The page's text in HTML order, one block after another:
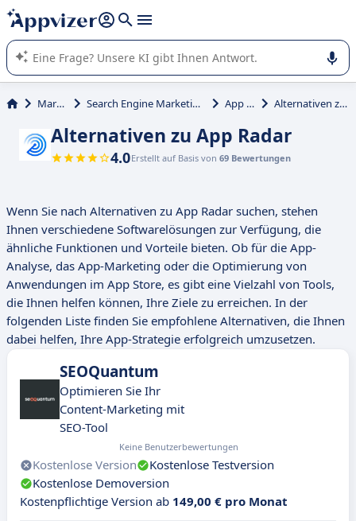
beantworten (mehrere Zeilen mit
Die KI von Appvizer führt Sie bei der Nutzung oder Auswahl
von SaaS-Software in Unternehmen.
Marketing Search Engine Marketing (SEM, SEO, SEA) App Radar Alternativen zu App Radar
Alternativen zu App Radar
4.0Erstellt auf Basis von 69 Bewertungen
Wenn Sie nach Alternativen zu App Radar suchen, stehen
Ihnen verschiedene Softwarelösungen zur Verfügung, die
ähnliche Funktionen und Vorteile bieten. Ob für die App-
Analyse, das App-Marketing oder die Optimierung von
Anwendungen im App Store, es gibt eine Vielzahl von Tools,
die Ihnen helfen können, Ihre Ziele zu erreichen. In der
folgenden Liste finden Sie empfohlene Alternativen, die Ihnen
dabei helfen, Ihre App-Strategie erfolgreich umzusetzen.
SEOQuantum
Optimieren Sie Ihr
Content-Marketing mit
SEO-Tool
Keine Benutzerbewertungen
Kostenlose Version
Kostenlose Testversion
Kostenlose Demoversion
Kostenpflichtige Version ab 149,00 € pro Monat